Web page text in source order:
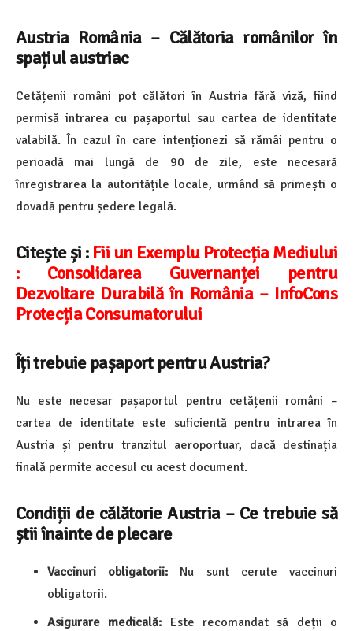
Austria România – Călătoria românilor în
spațiul austriac
Cetățenii români pot călători în Austria fără viză, fiind
permisă intrarea cu pașaportul sau cartea de identitate
valabilă. În cazul în care intenționezi să rămâi pentru o
perioadă mai lungă de 90 de zile, este necesară
înregistrarea la autoritățile locale, urmând să primești o
dovadă pentru ședere legală.
Citește și : Fii un Exemplu Protecția Mediului
: Consolidarea Guvernanței pentru
Dezvoltare Durabilă în România – InfoCons
Protecția Consumatorului
Îți trebuie pașaport pentru Austria?
Nu este necesar pașaportul pentru cetățenii români –
cartea de identitate este suficientă pentru intrarea în
Austria și pentru tranzitul aeroportuar, dacă destinația
finală permite accesul cu acest document.
Condiții de călătorie Austria – Ce trebuie să
știi înainte de plecare
Vaccinuri obligatorii: Nu sunt cerute vaccinuri
obligatorii.
Asigurare medicală: Este recomandat să deții o